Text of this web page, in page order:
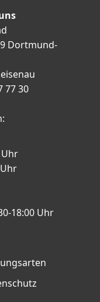
Dortmund-
77 30
Uhr
18:00 Uhr